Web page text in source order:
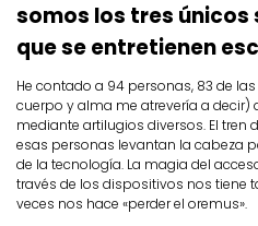
somos los tres únicos
que se entretienen
He contado a 94 personas, 83 de
cuerpo y alma me atrevería a
mediante artilugios diversos. El
esas personas levantan la cabeza
de la tecnología. La magia del
través de los dispositivos nos tiene
veces nos hace «perder el oremus».